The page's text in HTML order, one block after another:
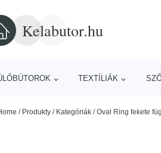
Kelabutor.hu
TEXTÍLIÁK
/ Produkty / Kategóriák /Oval Ring fekete